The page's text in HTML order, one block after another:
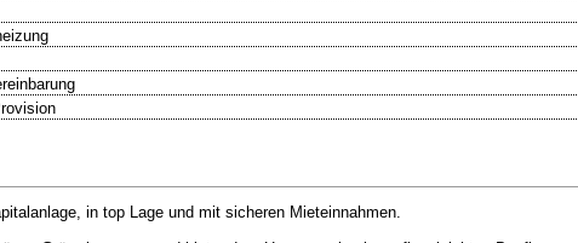
in top Lage und mit sicheren Mieteinnahmen.